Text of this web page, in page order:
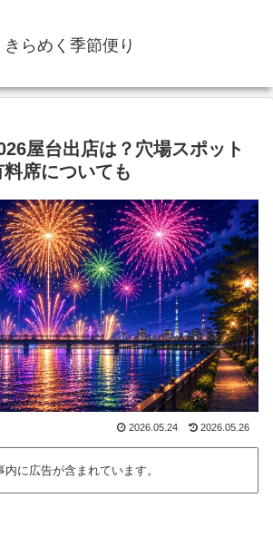
きらめく季節便り
屋台出店は？穴場スポット
席についても
2026.05.24 2026.05.26
内に広告が含まれています。